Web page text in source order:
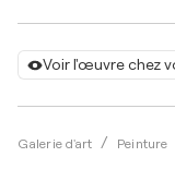
Voir l'œuvre chez
Galerie d'art Peinture